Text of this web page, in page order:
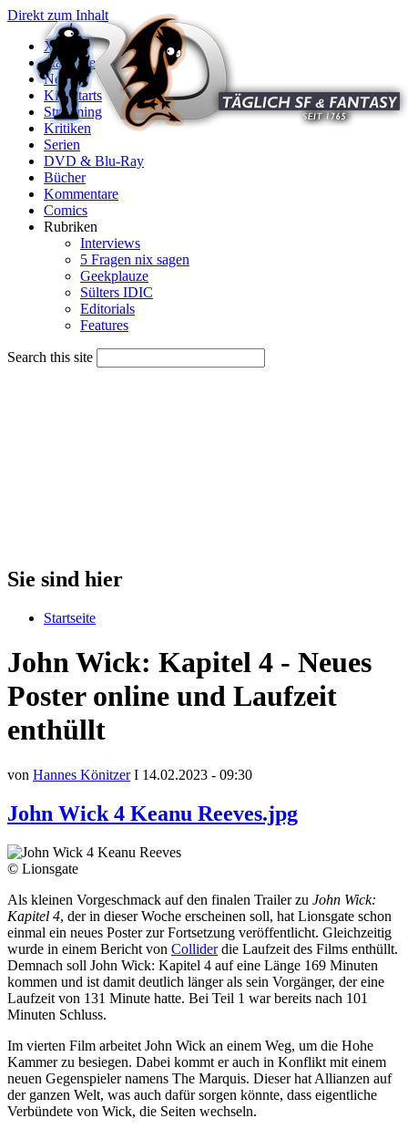
Direkt zum Inhalt
X
Startseite
News
Kinostarts
Streaming
Kritiken
Serien
DVD & Blu-Ray
Bücher
Kommentare
Comics
Rubriken
Interviews
5 Fragen nix sagen
Geekplauze
Sülters IDIC
Editorials
Features
Search this site
Sie sind hier
Startseite
John Wick: Kapitel 4 - Neues
Poster online und Laufzeit
enthüllt
von Hannes KönitzerI 14.02.2023 - 09:30
John Wick 4 Keanu Reeves.jpg
© Lionsgate
Als kleinen Vorgeschmack auf den finalen Trailer zu John Wick:
Kapitel 4, der in dieser Woche erscheinen soll, hat Lionsgate schon
einmal ein neues Poster zur Fortsetzung veröffentlicht. Gleichzeitig
wurde in einem Bericht von Colliderdie Laufzeit des Films enthüllt.
Demnach soll John Wick: Kapitel 4 auf eine Länge 169 Minuten
kommen und ist damit deutlich länger als sein Vorgänger, der eine
Laufzeit von 131 Minute hatte. Bei Teil 1 war bereits nach 101
Minuten Schluss.
Im vierten Film arbeitet John Wick an einem Weg, um die Hohe
Kammer zu besiegen. Dabei kommt er auch in Konflikt mit einem
neuen Gegenspieler namens The Marquis. Dieser hat Allianzen auf
der ganzen Welt, was auch dafür sorgen könnte, dass eigentliche
Verbündete von Wick, die Seiten wechseln.